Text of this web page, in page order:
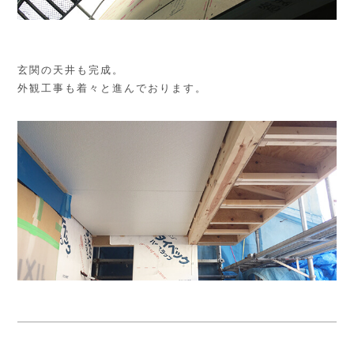
玄関の天井も完成。
外観工事も着々と進んでおります。